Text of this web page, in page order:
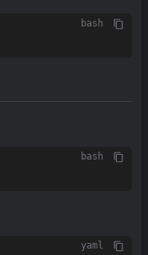
bash
bash
yaml